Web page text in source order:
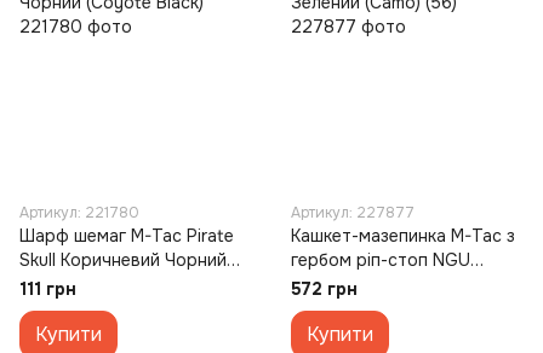
Артикул: 221780
Шарф шемаг M-Tac Pirate
Skull Коричневий Чорний
(Coyote Black)
111 грн
Купити
Артикул: 227877
Кашкет-мазепинка M-Tac з
гербом ріп-стоп NGU
Зелений (Camo) (56)
572 грн
Купити